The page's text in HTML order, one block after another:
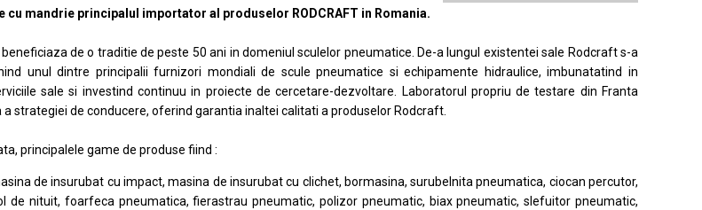
cu mandrie principalul importator al produselor RODCRAFT in Romania.
beneficiaza de o traditie de peste 50 ani in domeniul sculelor pneumatice. De-a lungul existentei sale Rodcraft s-a
unul dintre principalii furnizori mondiali de scule pneumatice si echipamente hidraulice, imbunatatind in
sale si investind continuu in proiecte de cercetare-dezvoltare. Laboratorul propriu de testare din Franta
strategiei de conducere, oferind garantia inaltei calitati a produselor Rodcraft.
principalele game de produse fiind :
de insurubat cu impact, masina de insurubat cu clichet, bormasina, surubelnita pneumatica, ciocan percutor,
de nituit, foarfeca pneumatica, fierastrau pneumatic, polizor pneumatic, biax pneumatic, slefuitor pneumatic,